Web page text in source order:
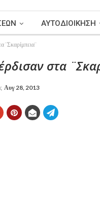
ΑΥΤΟΔΙΟΙΚΗΣΗ
¨Σκαρίμπεια¨
στα
Αυγ 28, 2013